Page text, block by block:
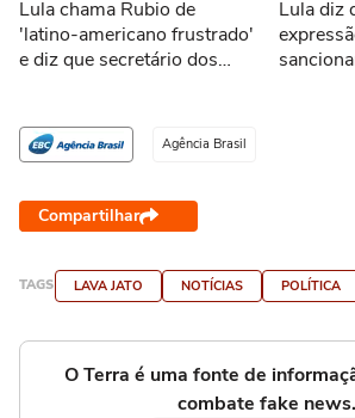
Lula chama Rubio de
'latino-americano frustrado'
e diz que secretário dos
Lula diz
Agência Brasil
Compartilhar
TAGS LAVA JATO NOTÍCIAS POLÍTICA
O Terra é uma fonte de
combate fake news.